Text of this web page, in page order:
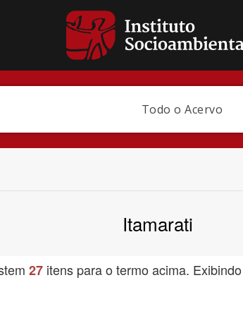
Todo o Acervo
Itamarati
27 itens para o termo acima.